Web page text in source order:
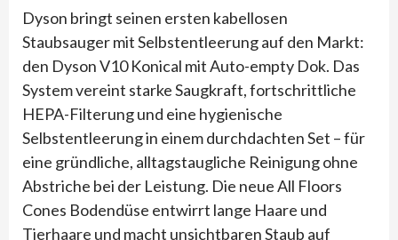
Dyson bringt seinen ersten kabellosen
Staubsauger mit Selbstentleerung auf den Markt:
den Dyson V10 Konical mit Auto-empty Dok. Das
System vereint starke Saugkraft, fortschrittliche
HEPA-Filterung und eine hygienische
Selbstentleerung in einem durchdachten Set – für
eine gründliche, alltagstaugliche Reinigung ohne
Abstriche bei der Leistung. Die neue All Floors
Cones Bodendüse entwirrt lange Haare und
Tierhaare und macht unsichtbaren Staub auf